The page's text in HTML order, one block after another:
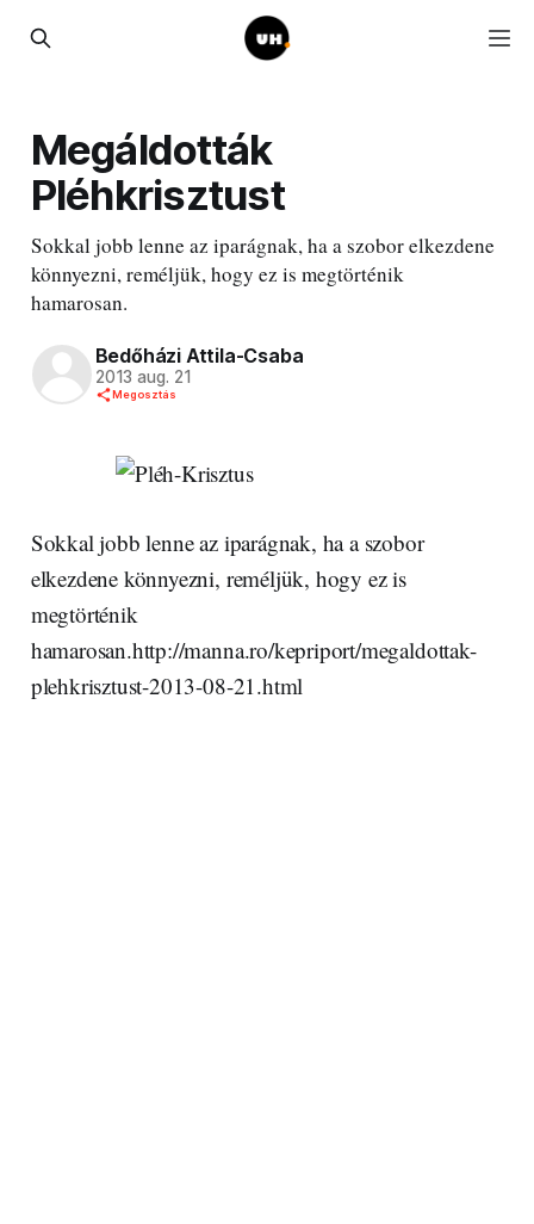
Megáldották
Pléhkrisztust
Sokkal jobb lenne az iparágnak, ha a szobor elkezdene
könnyezni, reméljük, hogy ez is megtörténik
hamarosan.
Bedőházi Attila-Csaba
2013 aug. 21
Megosztás
Sokkal jobb lenne az iparágnak, ha a szobor
elkezdene könnyezni, reméljük, hogy ez is
megtörténik
hamarosan.http://manna.ro/kepriport/megaldottak-
plehkrisztust-2013-08-21.html